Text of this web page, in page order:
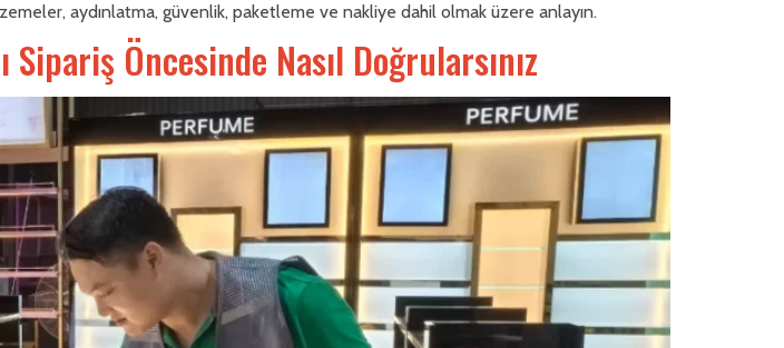
aydınlatma, güvenlik, paketleme ve nakliye dahil olmak üzere anlayın.
Öncesinde Nasıl Doğrularsınız